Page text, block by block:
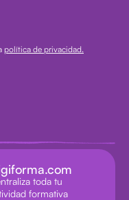
política de privacidad.
toda tu
formativa